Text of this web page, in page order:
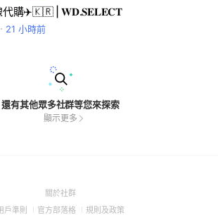
代購✈️🇰🇷 | 𝐖𝐃.𝐒𝐄𝐋𝐄𝐂𝐓
21 小時前
還有其他眾多社群等您來探索
顯示更多
關於社群(Open
戶準則 (Open
官方部落格 (Open
規則及政策(Open